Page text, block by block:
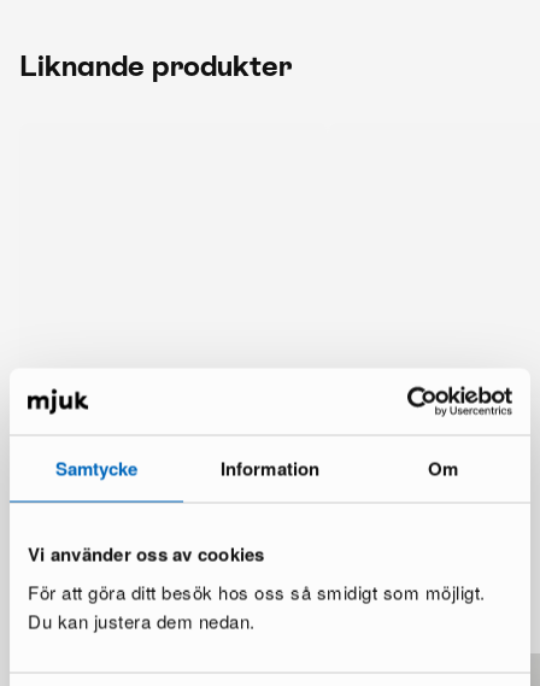
Samtycke Information Om
Vi använder oss av cookies
För att göra ditt besök hos oss så smidigt som möjligt.
Du kan justera dem nedan.
Liknande produkter
Du kanske också gillar
Visa mer